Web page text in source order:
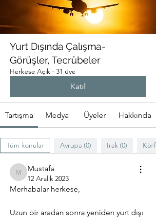
Yurt Dışında Çalışma-
Görüşler, Tecrübeler
Herkese Açık · 31 üye
Katıl
Tartışma Medya Üyeler Hakkında
Tüm konular Avrupa (0) Irak (0)
Mustafa
Mustafa
12 Aralık 2023
Merhabalar herkese,
Uzun bir aradan sonra yeniden yurt dışı